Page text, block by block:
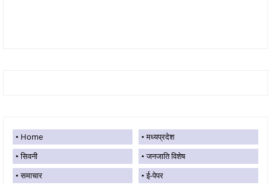
Home
मध्यप्रदेश
सिवनी
जनजाति विशेष
समाचार
ई-पेपर